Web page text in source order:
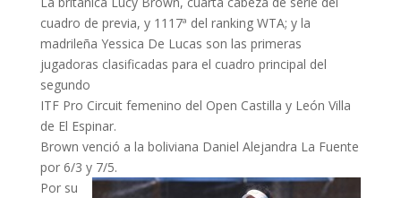
cuadro de previa, y 1117ª del ranking WTA; y la
madrileña Yessica De Lucas son las primeras
jugadoras clasificadas para el cuadro principal del
segundo
ITF Pro Circuit femenino del Open Castilla y León Villa
de El Espinar.
Brown venció a la boliviana Daniel Alejandra La Fuente
por 6/3 y 7/5.
Por su